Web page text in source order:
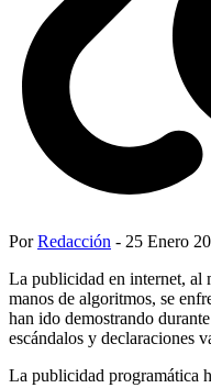
PorRedacción - 25 Enero
La publicidad en internet, al
manos de algoritmos, se
han ido demostrando
escándalos y declaraciones
La publicidad programática